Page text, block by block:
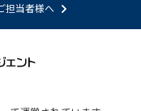
担当者様へ